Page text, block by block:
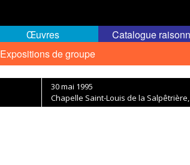
Expositions de groupe
Œuvres Catalogue
30 mai 1995
Chapelle Saint-Louis de la